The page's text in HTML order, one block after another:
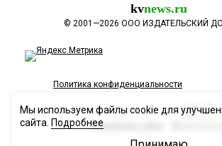
kvnews.ru
© 2001—2026 ООО ИЗДАТЕЛЬСКИЙ
Политика конфиденциальности
Разработка сайта
Мы используем файлы cookie для
сайта. Подробнее